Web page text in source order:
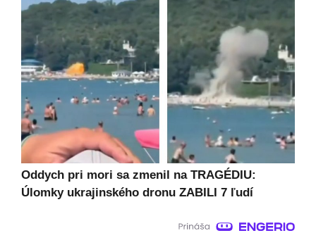
Oddych pri mori sa zmenil na TRAGÉDIU:
Úlomky ukrajinského dronu ZABILI 7 ľudí